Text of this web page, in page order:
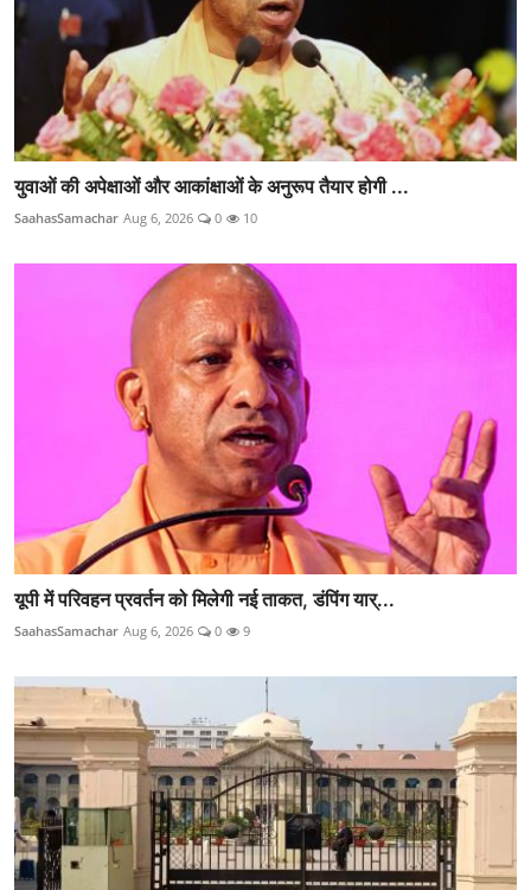
युवाओं की अपेक्षाओं और आकांक्षाओं के अनुरूप तैयार होगी ...
SaahasSamachar Aug 6, 2026 0 10
यूपी में परिवहन प्रवर्तन को मिलेगी नई ताकत, डंपिंग यार्...
SaahasSamachar Aug 6, 2026 0 9